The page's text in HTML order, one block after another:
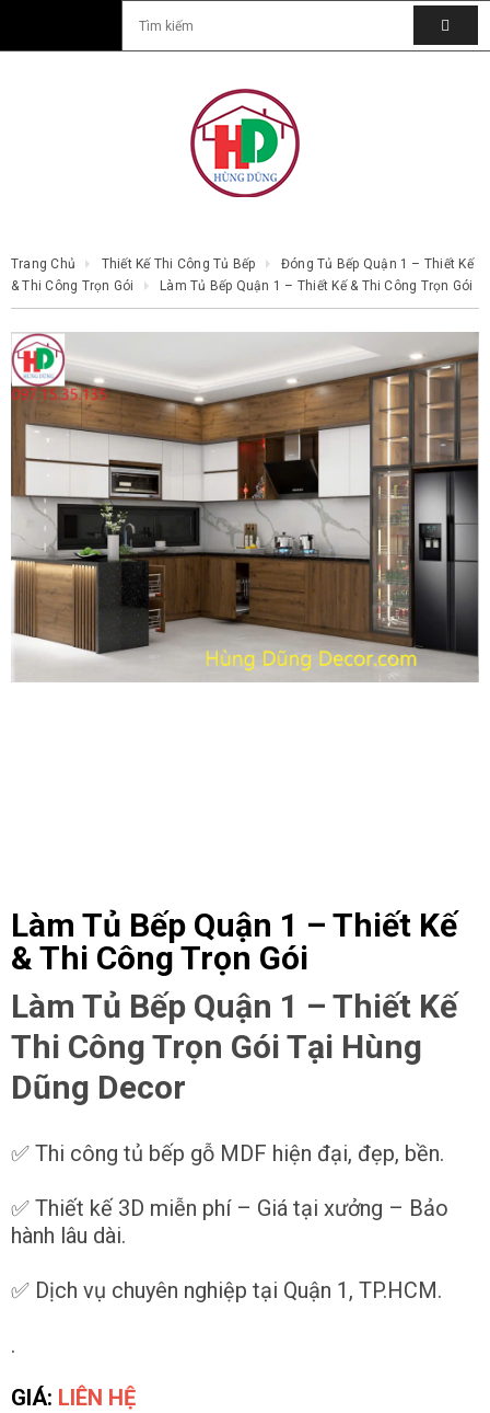
Trang Chủ Thiết Kế Thi Công Tủ Bếp
Đóng Tủ Bếp Quận 1 – Thiết Kế
& Thi Công Trọn Gói
Làm Tủ Bếp Quận 1 – Thiết Kế & Thi Công Trọn Gói
Làm Tủ Bếp Quận 1 – Thiết Kế
& Thi Công Trọn Gói
Làm Tủ Bếp Quận 1 – Thiết Kế
Thi Công Trọn Gói Tại Hùng
Dũng Decor
✅ Thi công tủ bếp gỗ MDF hiện đại, đẹp, bền.
✅ Thiết kế 3D miễn phí – Giá tại xưởng – Bảo
hành lâu dài.
✅ Dịch vụ chuyên nghiệp tại Quận 1, TP.HCM.
.
GIÁ: LIÊN HỆ